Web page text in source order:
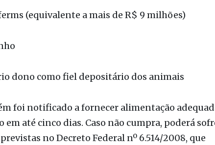
dono como fiel depositário dos animais
foi notificado a fornecer alimentação adequada
no Decreto Federal nº 6.514/2008, que
variam de R$ 1 mil a R$ 1 milhão por
exigências ambientais.